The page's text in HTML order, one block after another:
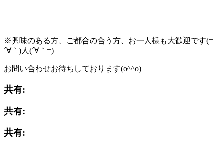
※興味のある方、ご都合の合う方、お一人様も大歓迎です(=
´∀｀)人(´∀｀=)
お問い合わせお待ちしております(o^^o)
共有:
共有:
共有: